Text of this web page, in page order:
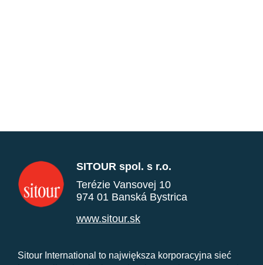
SITOUR spol. s r.o.
Terézie Vansovej 10
974 01 Banská Bystrica
www.sitour.sk
Sitour International to największa korporacyjna sieć